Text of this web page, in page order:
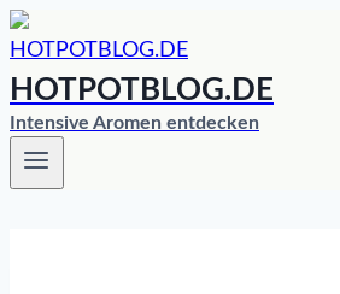
Zum
Inhalt
springen
HOTPOTBLOG.DE
Intensive Aromen entdecken